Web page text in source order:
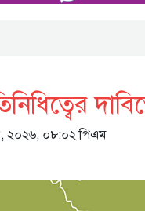
২০২৬, ০৮:০২ পিএম